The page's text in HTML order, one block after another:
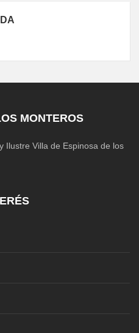
MONTEROS
Ilustre Villa de Espinosa de los